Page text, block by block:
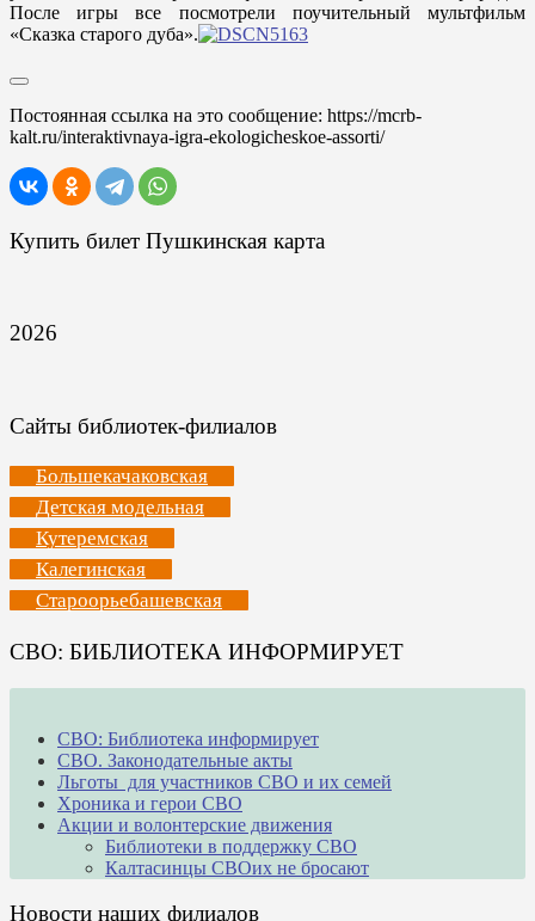
После игры все посмотрели поучительный мультфильм
«Сказка старого дуба».
Постоянная ссылка на это сообщение: https://mcrb-
kalt.ru/interaktivnaya-igra-ekologicheskoe-assorti/
Купить билет Пушкинская карта
2026
Сайты библиотек-филиалов
Большекачаковская
Детская модельная
Кутеремская
Калегинская
Староорьебашевская
СВО: БИБЛИОТЕКА ИНФОРМИРУЕТ
СВО: Библиотека информирует
СВО. Законодательные акты
Льготы для участников СВО и их семей
Хроника и герои СВО
Акции и волонтерские движения
Библиотеки в поддержку СВО
Калтасинцы СВОих не бросают
Новости наших филиалов